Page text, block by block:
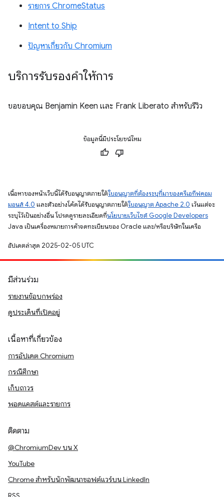
รายการ ChromeStatus
Intent to Ship
ปัญหาเกี่ยวกับ Chromium
บริการรับรองคำให้การ
ขอขอบคุณ Benjamin Keen และ Frank Liberato สำหรับรีวิว
ข้อมูลนี้มีประโยชน์ไหม
เนื้อหาของหน้าเว็บนี้ได้รับอนุญาตภายใต้ใบอนุญาตที่ต้องระบุที่มาของครีเอทีฟคอม
มอนส์ 4.0 และตัวอย่างโค้ดได้รับอนุญาตภายใต้ใบอนุญาต Apache 2.0 เว้นแต่จะ
ระบุไว้เป็นอย่างอื่น โปรดดูรายละเอียดที่นโยบายเว็บไซต์ Google Developers
Java เป็นเครื่องหมายการค้าจดทะเบียนของ Oracle และ/หรือบริษัทในเครือ
อัปเดตล่าสุด 2025-02-05 UTC
มีส่วนร่วม
รายงานข้อบกพร่อง
ดูประเด็นที่เปิดอยู่
เนื้อหาที่เกี่ยวข้อง
การอัปเดต Chromium
กรณีศึกษา
เก็บถาวร
พอดแคสต์และรายการ
ติดตาม
@ChromiumDev บน X
YouTube
Chrome สำหรับนักพัฒนาซอฟต์แวร์บน LinkedIn